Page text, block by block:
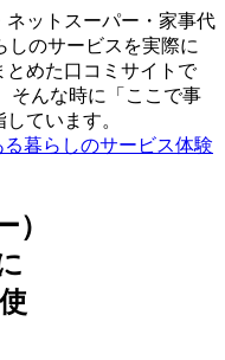
ットスーパー・家事代
しのサービスを実際に
めた口コミサイトで
そんな時に「ここで事
ています。
暮らしのサービス体験
）